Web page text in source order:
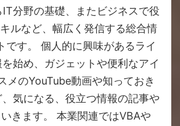
IT分野の基礎、またビジネスで役
ルなど、幅広く発信する総合情
です。 個人的に興味があるライ
始め、ガジェットや便利なアイ
メのYouTube動画や知っておき
気になる、役立つ情報の記事や
きます。 本業関連ではVBAや